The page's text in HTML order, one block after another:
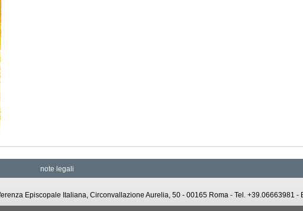
note legali
Episcopale Italiana, Circonvallazione Aurelia, 50 - 00165 Roma - Tel. +39.06663981 -